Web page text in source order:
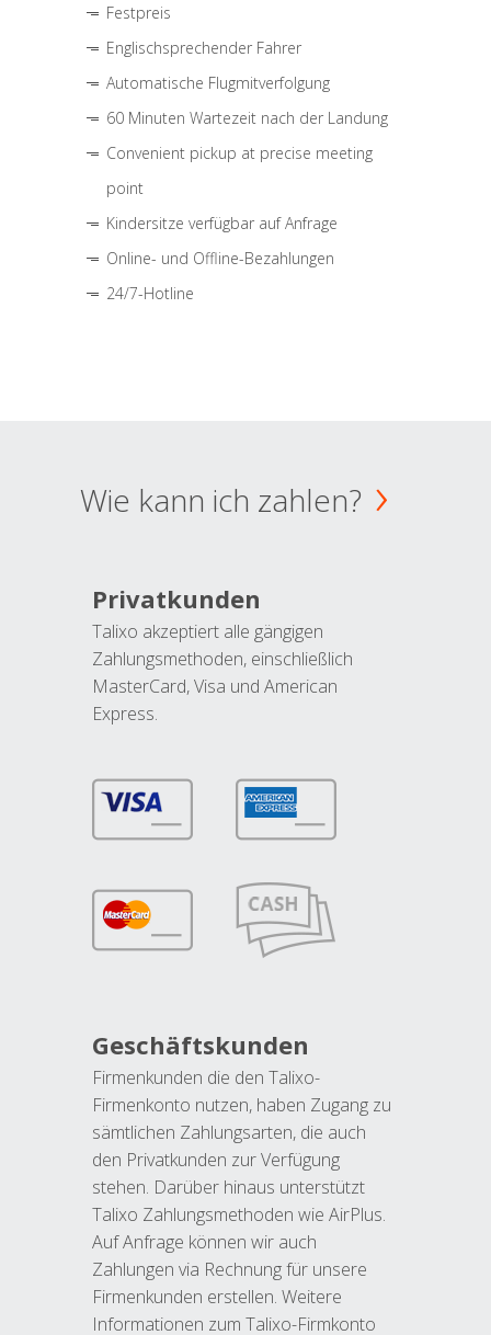
Festpreis
Englischsprechender Fahrer
Automatische Flugmitverfolgung
60 Minuten Wartezeit nach der Landung
Convenient pickup at precise meeting
point
Kindersitze verfügbar auf Anfrage
Online- und Offline-Bezahlungen
24/7-Hotline
Wie kann ich zahlen?
Privatkunden
Talixo akzeptiert alle gängigen
Zahlungsmethoden, einschließlich
MasterCard, Visa und American
Express.
Geschäftskunden
Firmenkunden die den Talixo-
Firmenkonto nutzen, haben Zugang zu
sämtlichen Zahlungsarten, die auch
den Privatkunden zur Verfügung
stehen. Darüber hinaus unterstützt
Talixo Zahlungsmethoden wie AirPlus.
Auf Anfrage können wir auch
Zahlungen via Rechnung für unsere
Firmenkunden erstellen. Weitere
Informationen zum Talixo-Firmkonto